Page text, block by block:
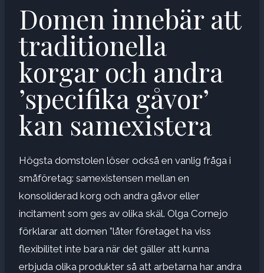
Domen innebär att
traditionella
korgar och andra
’specifika gåvor’
kan samexistera
Högsta domstolen löser också en vanlig fråga i
småföretag: samexistensen mellan en
konsoliderad korg och andra gåvor eller
incitament som ges av olika skäl. Olga Cornejo
förklarar att domen ”låter företaget ha viss
flexibilitet inte bara när det gäller att kunna
erbjuda olika produkter så att arbetarna har andra